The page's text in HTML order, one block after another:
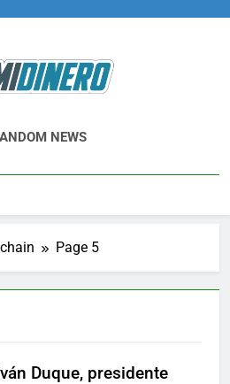
NEWS
Page 5
Duque, presidente